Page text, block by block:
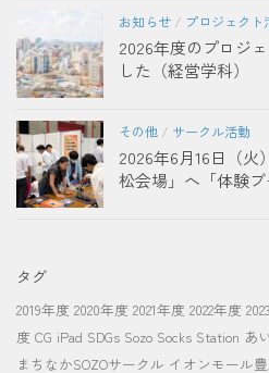
お知らせ / プロジェクト
2026年度のプロジ
した（経営学科）
その他 / サークル活動
2026年6月16日（
松会場」へ「体験
タグ
2019年度 2020年度 2021年度 2022年度
度 CG iPad SDGs Sozo Socks Station あ
まちなかSOZOサークル イオンモール